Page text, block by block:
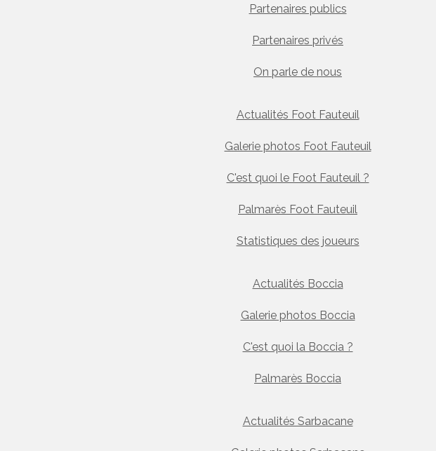
Partenaires publics
Partenaires privés
On parle de nous
Actualités Foot Fauteuil
Galerie photos Foot Fauteuil
C'est quoi le Foot Fauteuil ?
Palmarès Foot Fauteuil
Statistiques des joueurs
Actualités Boccia
Galerie photos Boccia
C'est quoi la Boccia ?
Palmarès Boccia
Actualités Sarbacane